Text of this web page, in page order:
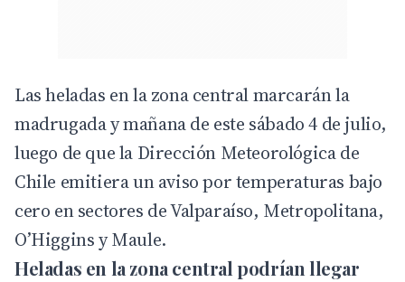
Las heladas en la zona central marcarán la
madrugada y mañana de este sábado 4 de julio,
luego de que la Dirección Meteorológica de
Chile emitiera un aviso por temperaturas bajo
cero en sectores de Valparaíso, Metropolitana,
O’Higgins y Maule.
Heladas en la zona central podrían llegar